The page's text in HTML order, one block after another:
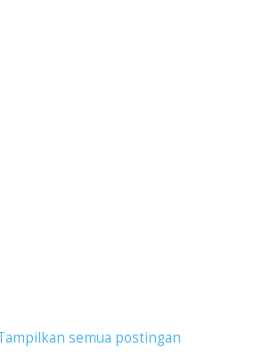
semua postingan